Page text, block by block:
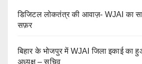
डिजिटल लोकतंत्र की आवाज़- WJAI का
सफ़र
बिहार के भोजपुर में WJAI जिला इकाई का
अध्यक्ष – सचिव